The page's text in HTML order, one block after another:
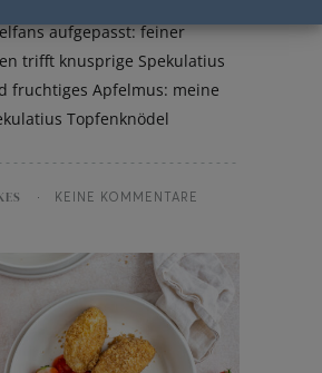
aufgepasst: feiner
trifft knusprige Spekulatius
fruchtiges Apfelmus: meine
Topfenknödel
KEINE KOMMENTARE